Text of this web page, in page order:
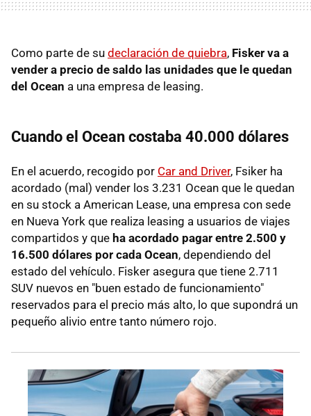
Como parte de su declaración de quiebra, Fisker va a
vender a precio de saldo las unidades que le quedan
del Ocean a una empresa de leasing.
Cuando el Ocean costaba 40.000 dólares
En el acuerdo, recogido por Car and Driver, Fsiker ha
acordado (mal) vender los 3.231 Ocean que le quedan
en su stock a American Lease, una empresa con sede
en Nueva York que realiza leasing a usuarios de viajes
compartidos y que ha acordado pagar entre 2.500 y
16.500 dólares por cada Ocean, dependiendo del
estado del vehículo. Fisker asegura que tiene 2.711
SUV nuevos en "buen estado de funcionamiento"
reservados para el precio más alto, lo que supondrá un
pequeño alivio entre tanto número rojo.